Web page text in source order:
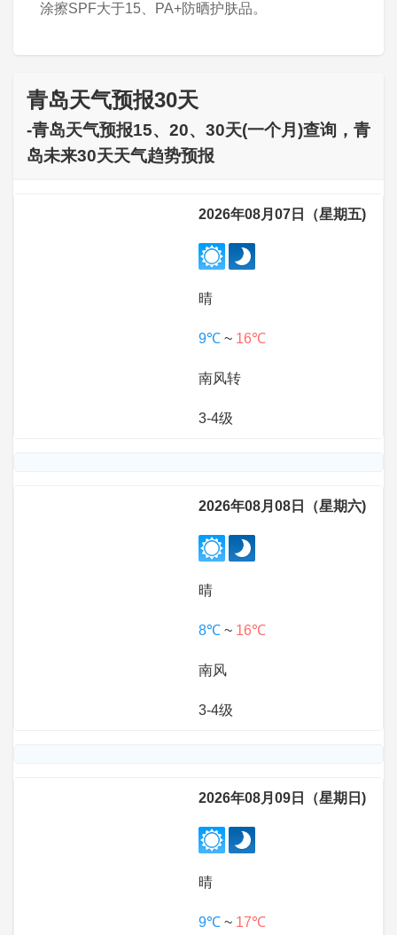
涂擦SPF大于15、PA+防晒护肤品。
青岛天气预报30天
-青岛天气预报15、20、30天(一个月)查询，青
岛未来30天天气趋势预报
2026年08月07日（星期五)
晴
9℃ ~ 16℃
南风转
3-4级
2026年08月08日（星期六)
晴
8℃ ~ 16℃
南风
3-4级
2026年08月09日（星期日)
晴
9℃ ~ 17℃